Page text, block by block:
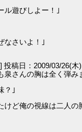
ル遊びしよー！｣
さいよ！｣
投稿日：2009/03/26(
泉さんの胸は全く弾み
？｣
けど俺の視線は二人の